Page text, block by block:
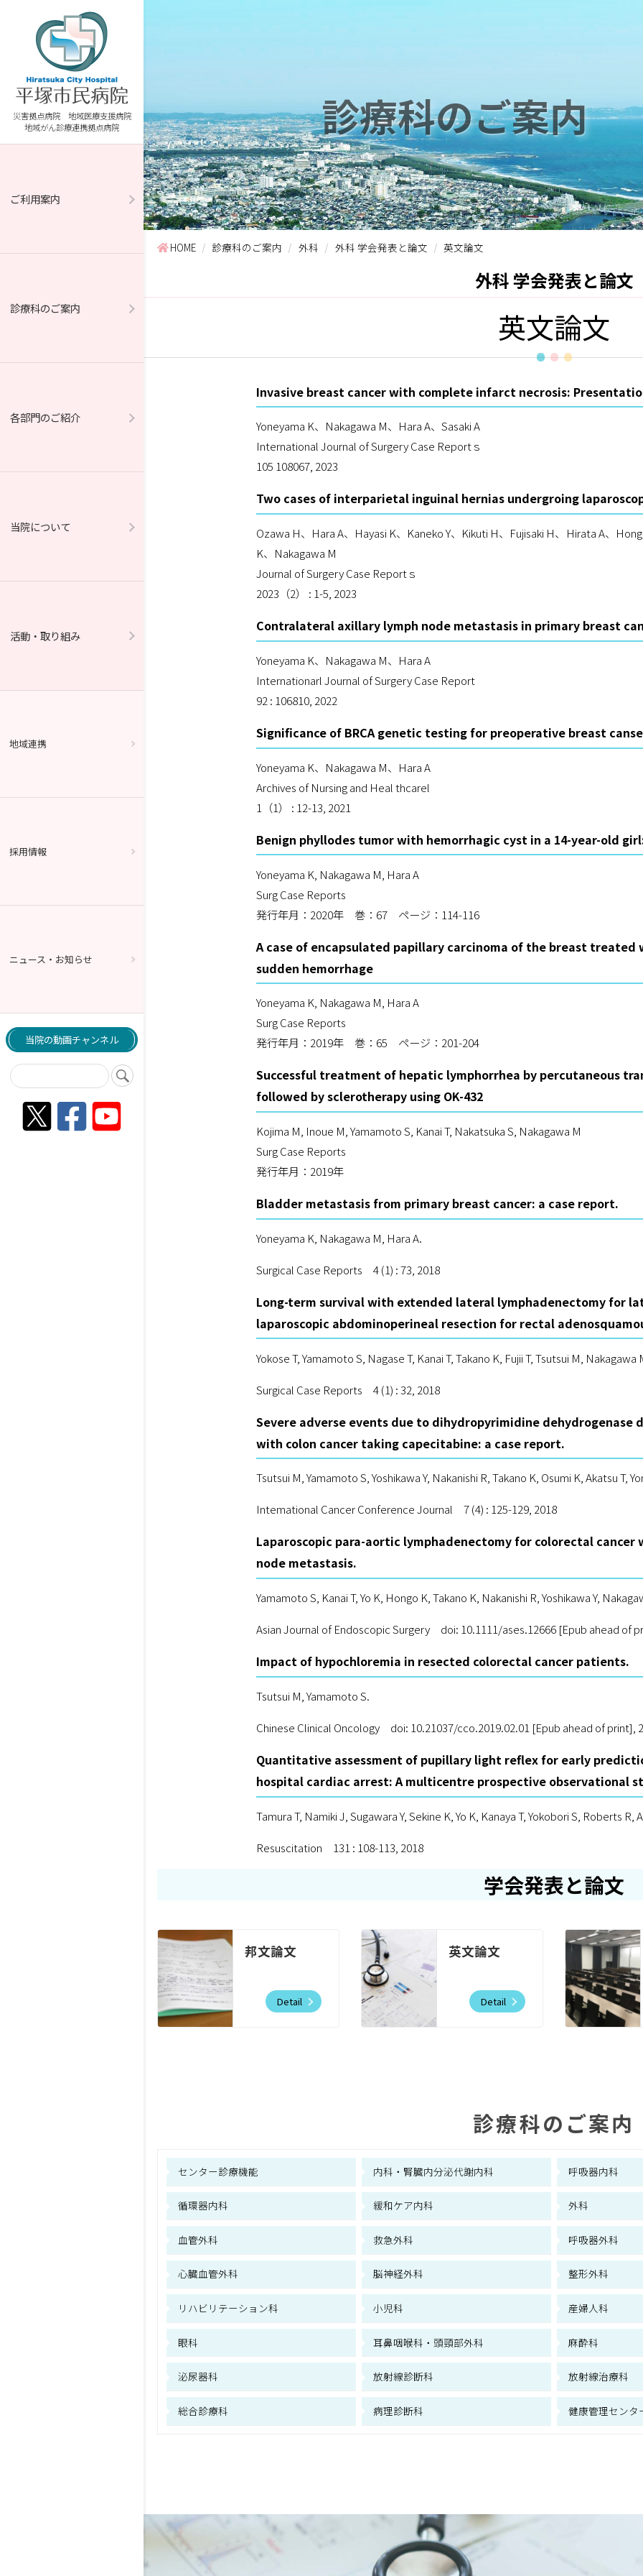
災害拠点病院 地域医療支援病院
地域がん診療連携拠点病院
ご利用案内
診療科のご案内
各部門のご紹介
当院について
活動・取り組み
地域連携
採用情報
ニュース・お知らせ
当院の動画チャンネル
診療科のご案内
HOME 診療科のご案内 外科 外科 学会発表と論文 英文論文
外科 学会発表と論文
英文論文
Invasive breast cancer with complete infarct necrosis:
Yoneyama K、Nakagawa M、Hara A、Sasaki A
International Journal of Surgery Case Reportｓ
105 108067, 2023
Two cases of interparietal inguinal hernias undergroing
Ozawa H、Hara A、Hayasi K、Kaneko Y、Kikuti H、Fujisaki H、Hirata A、
K、Nakagawa M
Journal of Surgery Case Reportｓ
2023（2） : 1-5, 2023
Contralateral axillary lymph node metastasis in primary breast
Yoneyama K、Nakagawa M、Hara A
Internationarl Journal of Surgery Case Report
92 : 106810, 2022
Significance of BRCA genetic testing for preoperative breast
Yoneyama K、Nakagawa M、Hara A
Archives of Nursing and Heal thcarel
1（1） : 12-13, 2021
Benign phyllodes tumor with hemorrhagic cyst in a 14-year-old
Yoneyama K, Nakagawa M, Hara A
Surg Case Reports
発行年月：2020年 巻：67 ページ：114-116
A case of encapsulated papillary carcinoma of the breast treated
sudden hemorrhage
Yoneyama K, Nakagawa M, Hara A
Surg Case Reports
発行年月：2019年 巻：65 ページ：201-204
Successful treatment of hepatic lymphorrhea by percutaneous
followed by sclerotherapy using OK-432
Kojima M, Inoue M, Yamamoto S, Kanai T, Nakatsuka S, Nakagawa M
Surg Case Reports
発行年月：2019年
Bladder metastasis from primary breast cancer: a case report.
Yoneyama K, Nakagawa M, Hara A.
Surgical Case Reports 4 (1) : 73, 2018
Long-term survival with extended lateral lymphadenectomy for
laparoscopic abdominoperineal resection for rectal
Yokose T, Yamamoto S, Nagase T, Kanai T, Takano K, Fujii T, Tsutsui M,
Surgical Case Reports 4 (1) : 32, 2018
Severe adverse events due to dihydropyrimidine dehydrogenase
with colon cancer taking capecitabine: a case report.
Tsutsui M, Yamamoto S, Yoshikawa Y, Nakanishi R, Takano K, Osumi K, Akatsu T,
Intemational Cancer Conference Journal 7 (4) : 125-129, 2018
Laparoscopic para-aortic lymphadenectomy for colorectal
node metastasis.
Yamamoto S, Kanai T, Yo K, Hongo K, Takano K, Nakanishi R, Yoshikawa Y,
Asian Journal of Endoscopic Surgery doi: 10.1111/ases.12666 [Epub ahead of
Impact of hypochloremia in resected colorectal cancer patients.
Tsutsui M, Yamamoto S.
Chinese Clinical Oncology doi: 10.21037/cco.2019.02.01 [Epub ahead of print],
Quantitative assessment of pupillary light reflex for early
hospital cardiac arrest: A multicentre prospective observational
Tamura T, Namiki J, Sugawara Y, Sekine K, Yo K, Kanaya T, Yokobori S, Roberts R,
Resuscitation 131 : 108-113, 2018
学会発表と論文
邦文論文
Detail
英文論文
Detail
診療科のご案内
センター診療機能 内科・腎臓内分泌代謝内科 呼吸器内科
循環器内科 緩和ケア内科 外科
血管外科 救急外科 呼吸器外科
心臓血管外科 脳神経外科 整形外科
リハビリテーション科 小児科 産婦人科
眼科 耳鼻咽喉科・頭頸部外科 麻酔科
泌尿器科 放射線診断科 放射線治療科
総合診療科 病理診断科 健康管理センタ